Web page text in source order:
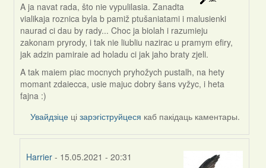
In
reply
to
by
Harrier
A ja navat rada, što nie vypulilasia. Zanadta
vialikaja roznica byla b pamiž ptušaniatami i malusienki
naurad ci dau by rady... Choc ja biolah i razumieju
zakonam pryrody, i tak nie liubliu nazirac u pramym efiry,
jak adzin pamiraie ad holadu ci jak jaho braty zjeli.
A tak maiem piac mocnych pryhožych pustalh, na hety
momant zdaiecca, usie majuc dobry šans vyžyc, i heta
fajna :)
Увайдзіце цізарэгіструйцеся каб пакідаць каментары.
Harrier - 15.05.2021 - 20:31